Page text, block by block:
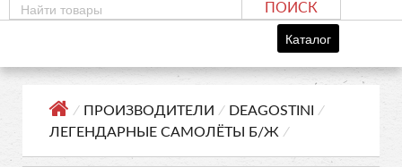
ПОИСК
Каталог
⁄ ПРОИЗВОДИТЕЛИ ⁄ DEAGOSTINI
⁄
ЛЕГЕНДАРНЫЕ САМОЛЁТЫ Б/Ж ⁄